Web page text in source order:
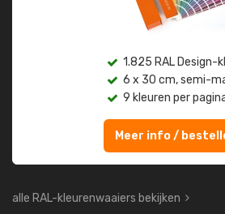
1.825 RAL Design-
6 x 30 cm, semi-
9 kleuren per
Meer info /
alle RAL-kleurenwaaiers bekijken